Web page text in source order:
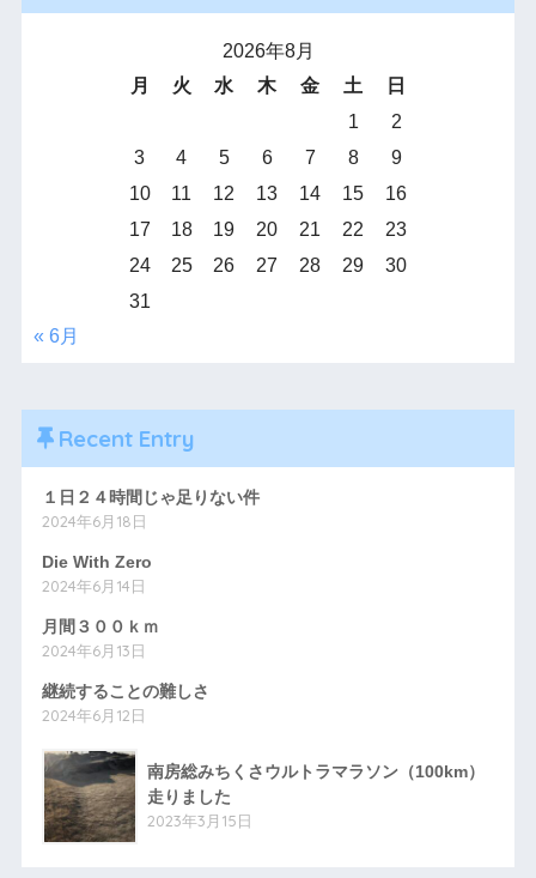
2026年8月
月
火 水 木 金 土
日
1
2
3
4 5 6 7 8
9
10
11 12 13 14 15
16
17
18 19 20 21 22
23
24
25 26 27 28 29
30
31
« 6月
Recent Entry
１日２４時間じゃ足りない件
2024年6月18日
Die With Zero
2024年6月14日
月間３００ｋｍ
2024年6月13日
継続することの難しさ
2024年6月12日
南房総みちくさウルトラマラソン（100km）
走りました
2023年3月15日